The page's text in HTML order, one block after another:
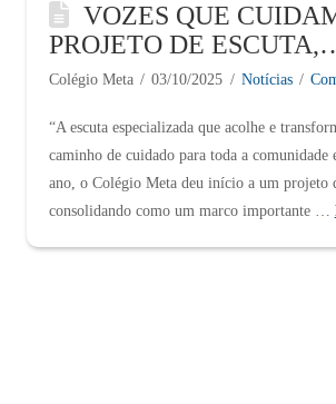
VOZES QUE
PROJETO DE ESCUTA,
ACOLHIMENTO E
Colégio Meta 03/10/2025 Notícias
“A escuta especializada que acolhe e
caminho de cuidado para toda a comunidade
ano, o Colégio Meta deu início a um projeto
consolidando como um marco importante …